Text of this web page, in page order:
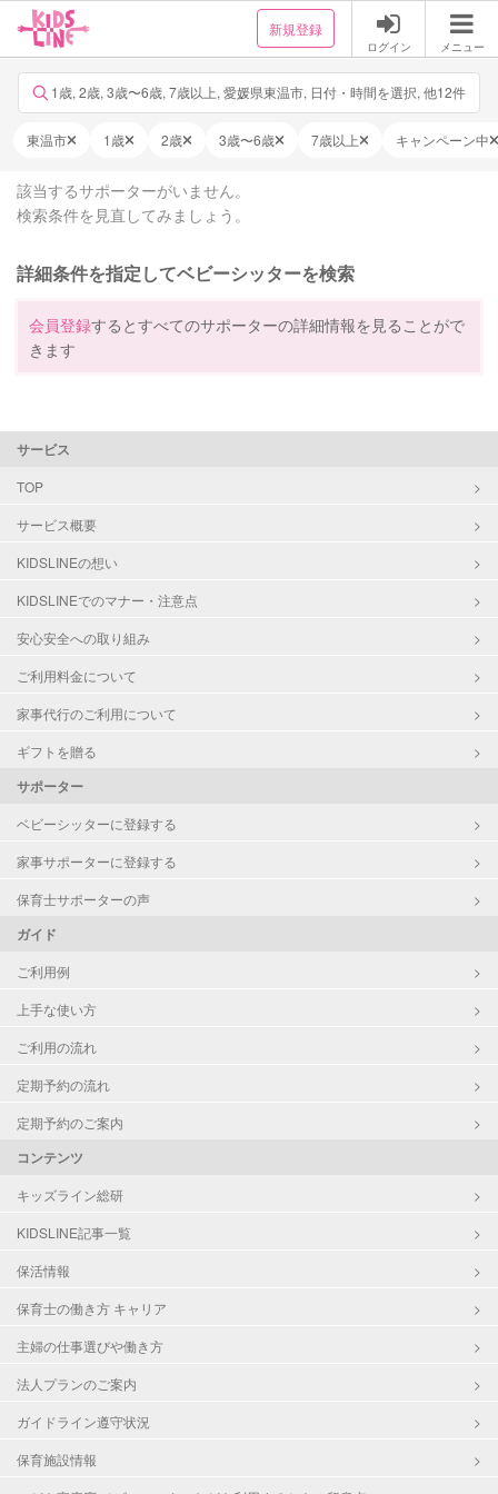
新規登録
ログイン メニュー
1歳, 2歳, 3歳〜6歳, 7歳以上, 愛媛県東温市, 日付・時間を選択, 他12件
東温市 1歳 2歳 3歳〜6歳 7歳以上 キャンペーン中
該当するサポーターがいません。
検索条件を見直してみましょう。
詳細条件を指定してベビーシッターを検索
会員登録するとすべてのサポーターの詳細情報を見ることがで
きます
サービス
TOP
サービス概要
KIDSLINEの想い
KIDSLINEでのマナー・注意点
安心安全への取り組み
ご利用料金について
家事代行のご利用について
ギフトを贈る
サポーター
ベビーシッターに登録する
家事サポーターに登録する
保育士サポーターの声
ガイド
ご利用例
上手な使い方
ご利用の流れ
定期予約の流れ
定期予約のご案内
コンテンツ
キッズライン総研
KIDSLINE記事一覧
保活情報
保育士の働き方 キャリア
主婦の仕事選びや働き方
法人プランのご案内
ガイドライン遵守状況
保育施設情報